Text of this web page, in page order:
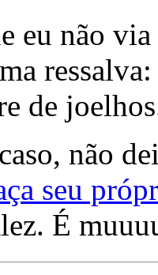
eu não
de
caso, não
seu
É